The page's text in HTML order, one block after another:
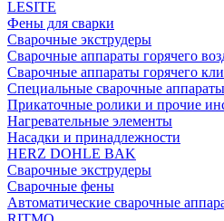
LESITE
Фены для сварки
Сварочные экструдеры
Сварочные аппараты горячего
Сварочные аппараты горячего
Специальные сварочные аппараты
Прикаточные ролики и прочие
Нагревательные элементы
Насадки и принадлежности
HERZ DOHLE BAK
Сварочные экструдеры
Сварочные фены
Автоматические сварочные